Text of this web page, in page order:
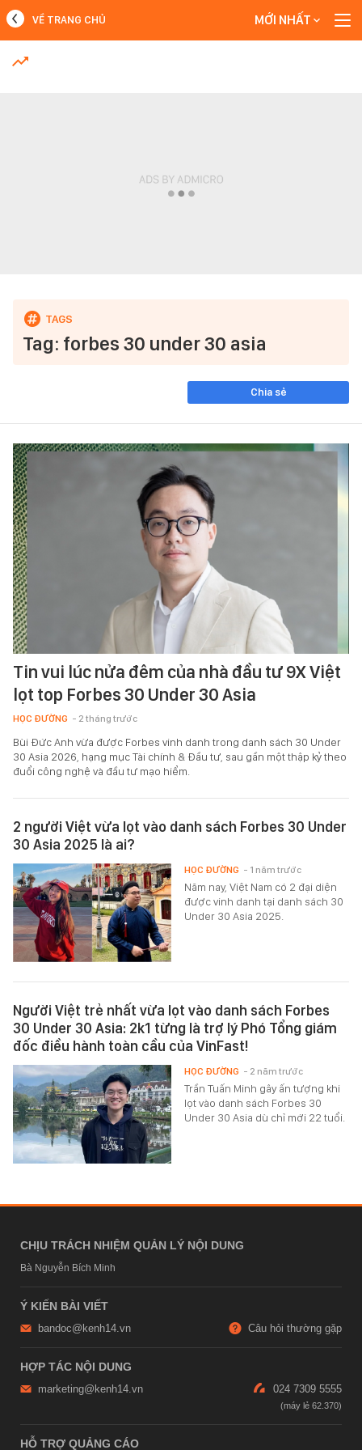
MỚI NHẤT
VỀ TRANG CHỦ MỚI NHẤT
Tag: forbes 30 under 30 asia
Chia sẻ
Tin vui lúc nửa đêm của nhà đầu tư 9X Việt
lọt top Forbes 30 Under 30 Asia
HỌC ĐƯỜNG - 2 tháng trước
Bùi Đức Anh vừa được Forbes vinh danh trong danh sách 30 Under
30 Asia 2026, hạng mục Tài chính & Đầu tư, sau gần một thập kỷ theo
đuổi công nghệ và đầu tư mạo hiểm.
2 người Việt vừa lọt vào danh sách Forbes 30 Under
30 Asia 2025 là ai?
Năm nay, Việt Nam có 2 đại diện
được vinh danh tại danh sách 30
Under 30 Asia 2025.
HỌC ĐƯỜNG - 1 năm trước
Người Việt trẻ nhất vừa lọt vào danh sách Forbes
30 Under 30 Asia: 2k1 từng là trợ lý Phó Tổng giám
đốc điều hành toàn cầu của VinFast!
Trần Tuấn Minh gây ấn tượng khi
lọt vào danh sách Forbes 30
Under 30 Asia dù chỉ mới 22 tuổi.
HỌC ĐƯỜNG - 2 năm trước
CHỊU TRÁCH NHIỆM QUẢN LÝ NỘI DUNG
Bà Nguyễn Bích Minh
Ý KIẾN BÀI VIẾT
bandoc@kenh14.vn Câu hỏi thường gặp
HỢP TÁC NỘI DUNG
marketing@kenh14.vn 024 7309 5555
HỖ TRỢ QUẢNG CÁO